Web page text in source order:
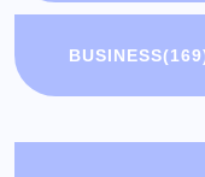
BUSINESS